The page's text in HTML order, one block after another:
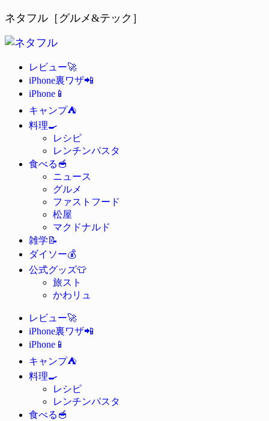
ネタフル［グルメ&テック］
レビュー🚀
iPhone裏ワザ📲
iPhone 📱
キャンプ⛺
料理🍳
レシピ
レンチンパスタ
食べる 🥣
ニュース
グルメ
ファストフード
松屋
マクドナルド
雑学📝
ダイソー💰
公式グッズ👕
旅スト
かわリュ
レビュー🚀
iPhone裏ワザ📲
iPhone 📱
キャンプ⛺
料理🍳
レシピ
レンチンパスタ
食べる 🥣